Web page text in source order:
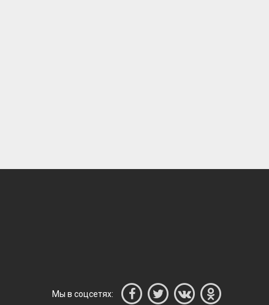
Мы в соцсетях: